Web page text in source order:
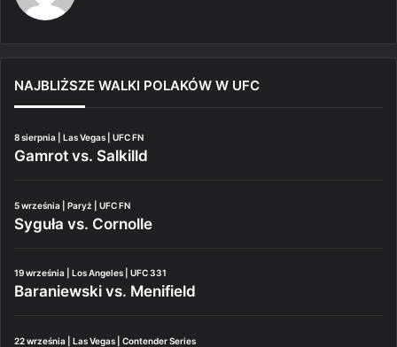
NAJBLIŻSZE WALKI POLAKÓW W UFC
8 sierpnia | Las Vegas | UFC FN
Gamrot vs. Salkilld
5 września | Paryż | UFC FN
Syguła vs. Cornolle
19 września | Los Angeles | UFC 331
Baraniewski vs. Menifield
22 września | Las Vegas | Contender Series